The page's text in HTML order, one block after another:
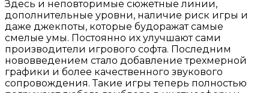
Здесь и неповторимые сюжетные линии,
дополнительные уровни, наличие риск игры и
даже джекпоты, которые будоражат самые
смелые умы. Постоянно их улучшают сами
производители игрового софта. Последним
нововведением стало добавление трехмерной
графики и более качественного звукового
сопровождения. Такие игры теперь полностью